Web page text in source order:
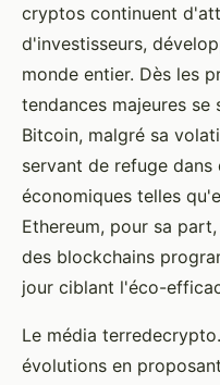
cryptos continuent
d'investisseurs,
monde entier. Dès les
tendances majeures se
Bitcoin, malgré sa
servant de refuge
économiques telles
Ethereum, pour sa
des blockchains
jour ciblant l'éco-
Le média
évolutions en